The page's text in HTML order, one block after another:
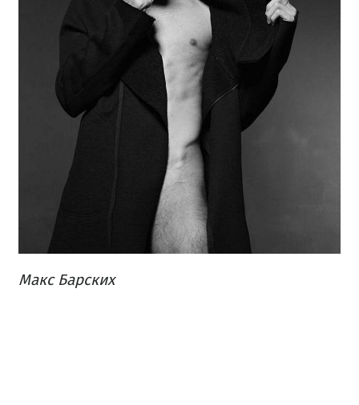
Макс Барских